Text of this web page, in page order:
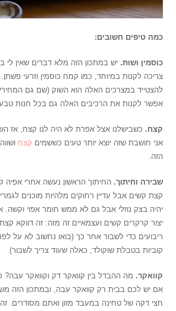
כמה טיפים חשובים:
כוסמין ושות.יש במתכון הזה מלא דברים שאין לי
צריכה לקנות במיוחד, כמו קמח כוסמין וזרעי
להצטייד במצרכים האלה הוא השוק (שם גם
אפשר לקנות את הרכיבים האלה גם בכל חנות
קצח. כשבישלנו אצל אפרת לא היה לנו קצח, אז
אני חושבת שזה יוצא יותר טעים כששמים קצח
הזה.
שבירה וחיתוך. החיתוך הראשון נעשה אחרי
קצת קשים אבל עדיין רחוקים מלהיות מוכנים
יהיה בצק נוזלי אבל גם לא ממש חומר אפוי וקשה.
יצור קרקרים קשים ועצמאיים זה מזה: זה דווקא
ריבועים כדי לשבור אחר כך (בואו נחשוב לא על
קוביות בטבלת שוקולד, כאלה שעוד צריך לשבור).
קוואקר. מה ההבדל בין קוואקר דק וקוואקר
אם יש לכם בבית רק קוואקר עבה, ובמתכון הזה
חצי דקה של טחינה במעבד מזון ואתם מסודרים.